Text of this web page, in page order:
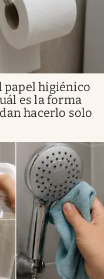
papel higiénico
es la forma
hacerlo solo